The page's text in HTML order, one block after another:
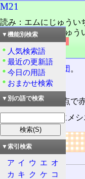
M21
読み：エムにじゅうい
読み：メシエにじゅう
外語：M21
品詞：固有名詞
いて座 の散開星団 。
別名NGC 6531。
位置は2000年分点で
1764(明和元)年にメ
リンク
用語の所属
21
▼機能別検索
人気検索語
最近の更新語
今日の用語
おまかせ検索
▼別の語で検索
▼索引検索
ア イ ウ エ オ
カ キ ク ケ コ